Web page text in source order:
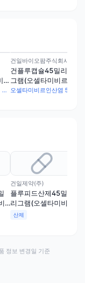
르
오셀타미비르인산염 39.4mg
건일바이오팜주식회사
건플루캡슐45밀리
그램(오셀타미비르
인산염)
건일제약(주)
플루피드산제45밀
리그램(오셀타미비
르인산염)
산제
정보 변경일 기준